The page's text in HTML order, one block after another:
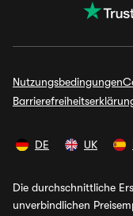
Nutzungsbedingungen
DE UK
Die durchschnittliche
unverbindlichen